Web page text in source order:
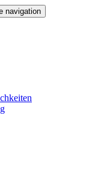
navigation